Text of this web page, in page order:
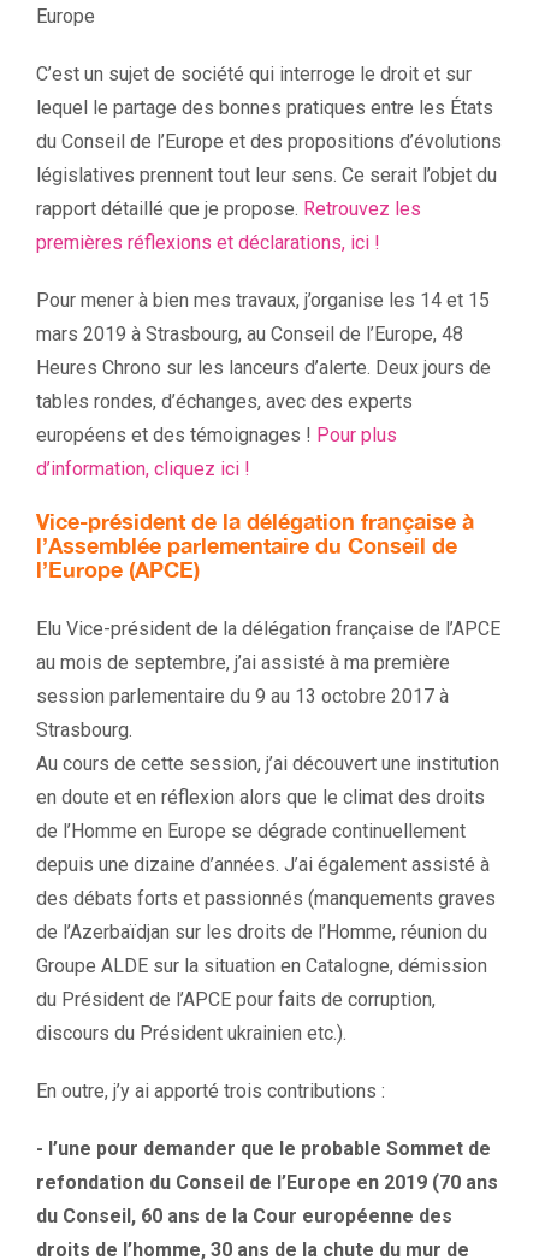
Europe
C’est un sujet de société qui interroge le droit et sur
lequel le partage des bonnes pratiques entre les États
du Conseil de l’Europe et des propositions d’évolutions
législatives prennent tout leur sens. Ce serait l’objet du
rapport détaillé que je propose. Retrouvez les
premières réflexions et déclarations, ici !
Pour mener à bien mes travaux, j’organise les 14 et 15
mars 2019 à Strasbourg, au Conseil de l’Europe, 48
Heures Chrono sur les lanceurs d’alerte. Deux jours de
tables rondes, d’échanges, avec des experts
européens et des témoignages ! Pour plus
d’information, cliquez ici !
Vice-président de la délégation française à
l’Assemblée parlementaire du Conseil de
l’Europe (APCE)
Elu Vice-président de la délégation française de l’APCE
au mois de septembre, j’ai assisté à ma première
session parlementaire du 9 au 13 octobre 2017 à
Strasbourg.
Au cours de cette session, j’ai découvert une institution
en doute et en réflexion alors que le climat des droits
de l’Homme en Europe se dégrade continuellement
depuis une dizaine d’années. J’ai également assisté à
des débats forts et passionnés (manquements graves
de l’Azerbaïdjan sur les droits de l’Homme, réunion du
Groupe ALDE sur la situation en Catalogne, démission
du Président de l’APCE pour faits de corruption,
discours du Président ukrainien etc.).
En outre, j’y ai apporté trois contributions :
- l’une pour demander que le probable Sommet de
refondation du Conseil de l’Europe en 2019 (70 ans
du Conseil, 60 ans de la Cour européenne des
droits de l’homme, 30 ans de la chute du mur de